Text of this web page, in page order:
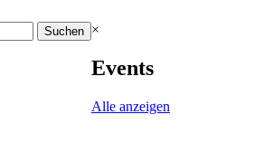
×
Events
Alle anzeigen